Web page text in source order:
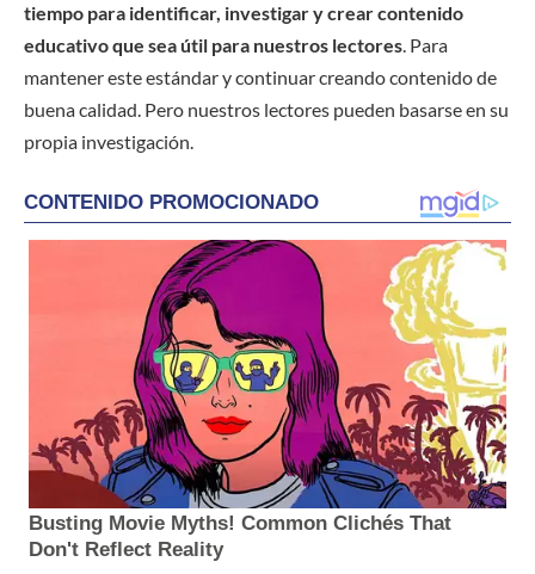
tiempo para identificar, investigar y crear contenido
educativo que sea útil para nuestros lectores. Para
mantener este estándar y continuar creando contenido de
buena calidad. Pero nuestros lectores pueden basarse en su
propia investigación.